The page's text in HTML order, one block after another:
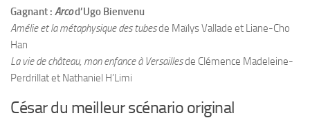
Gagnant : Arcod’Ugo Bienvenu
Amélie et la métaphysique des tubesde Maïlys Vallade et Liane-Cho
Han
La vie de château, mon enfance à Versaillesde Clémence Madeleine-
Perdrillat et Nathaniel H’Limi
César du meilleur scénario original